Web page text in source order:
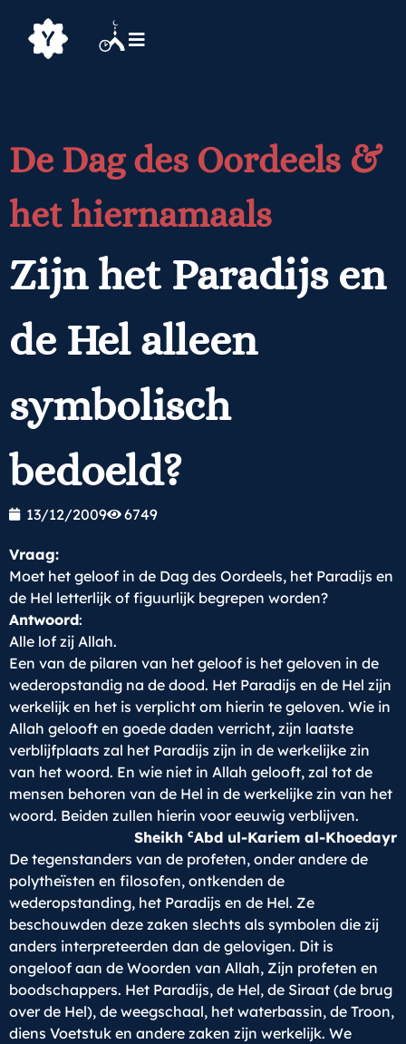
De Dag des Oordeels &
het hiernamaals
Zijn het Paradijs en
de Hel alleen
symbolisch
bedoeld?
13/12/2009 6749
Vraag:
Moet het geloof in de Dag des Oordeels, het Paradijs en
de Hel letterlijk of figuurlijk begrepen worden?
Antwoord:
Alle lof zij Allah.
Een van de pilaren van het geloof is het geloven in de
wederopstandig na de dood. Het Paradijs en de Hel zijn
werkelijk en het is verplicht om hierin te geloven. Wie in
Allah gelooft en goede daden verricht, zijn laatste
verblijfplaats zal het Paradijs zijn in de werkelijke zin
van het woord. En wie niet in Allah gelooft, zal tot de
mensen behoren van de Hel in de werkelijke zin van het
woord. Beiden zullen hierin voor eeuwig verblijven.
Sheikh cAbd ul-Kariem al-Khoedayr
De tegenstanders van de profeten, onder andere de
polytheïsten en filosofen, ontkenden de
wederopstanding, het Paradijs en de Hel. Ze
beschouwden deze zaken slechts als symbolen die zij
anders interpreteerden dan de gelovigen. Dit is
ongeloof aan de Woorden van Allah, Zijn profeten en
boodschappers. Het Paradijs, de Hel, de Siraat (de brug
over de Hel), de weegschaal, het waterbassin, de Troon,
diens Voetstuk en andere zaken zijn werkelijk. We